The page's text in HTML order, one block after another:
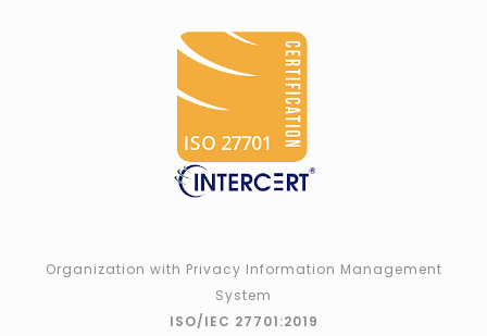
Organization with Privacy Information Management
System
ISO/IEC 27701:2019